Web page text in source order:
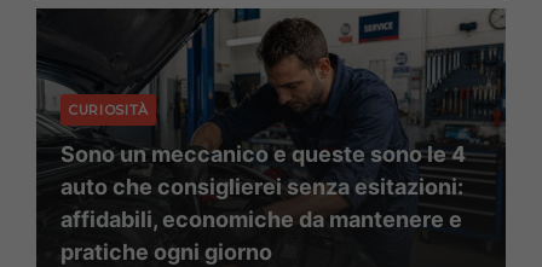
CURIOSITÀ
Sono un meccanico e queste sono le 4
auto che consiglierei senza esitazioni:
affidabili, economiche da mantenere e
pratiche ogni giorno